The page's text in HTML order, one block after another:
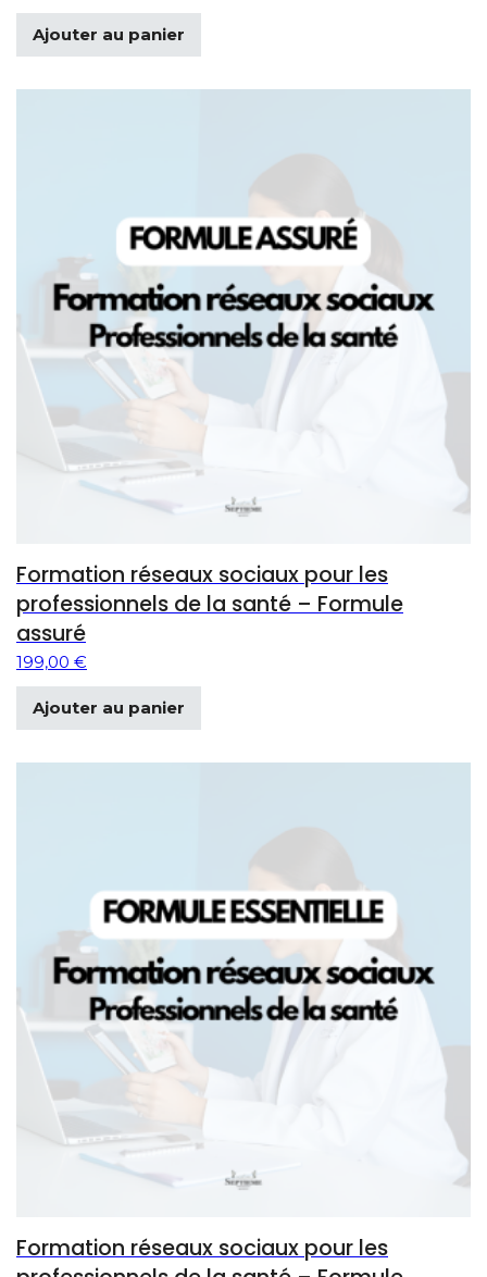
Ajouter au panier
Formation réseaux sociaux pour les
professionnels de la santé – Formule
assuré
199,00 €
Ajouter au panier
Formation réseaux sociaux pour les